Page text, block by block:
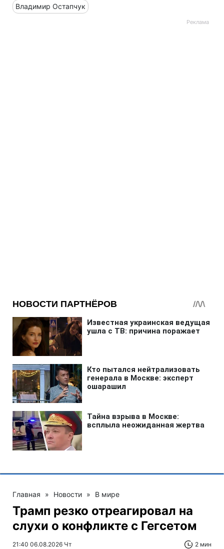
Владимир Остапчук
Главная » Новости » В мире
Трамп резко отреагировал на
слухи о конфликте с Гегсетом
21:40 06.08.2026 Чт 2 мин